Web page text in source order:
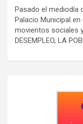
Pasado el mediodía
Palacio Municipal
movientos sociales
DESEMPLEO, LA